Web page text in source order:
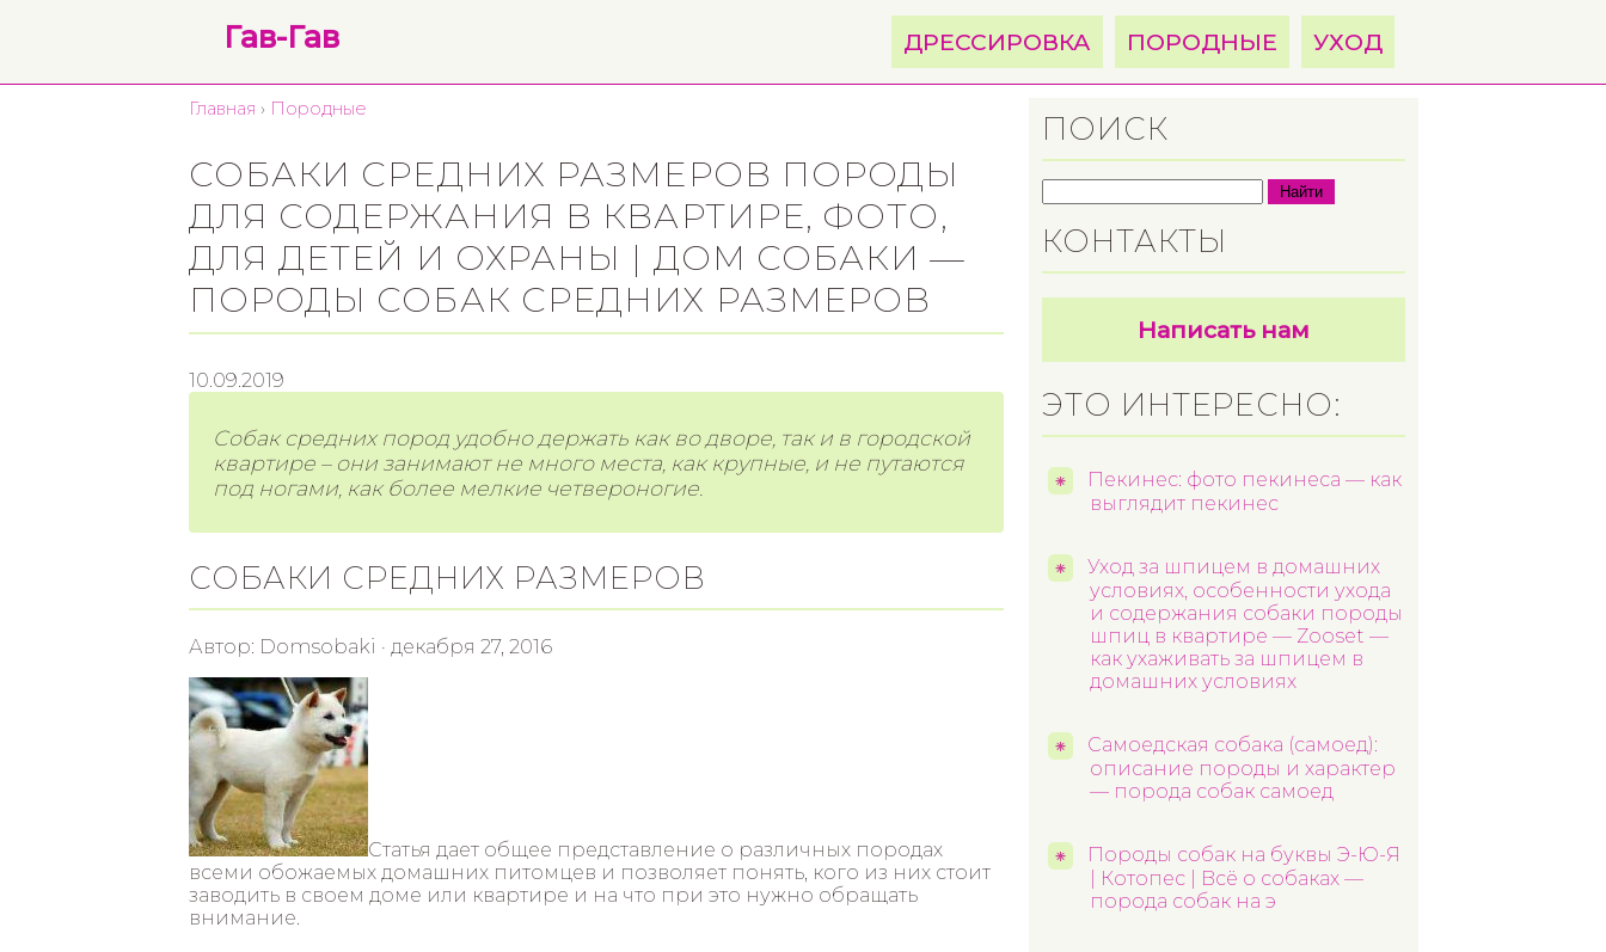
Гав-Гав ДРЕССИРОВКА ПОРОДНЫЕ УХОД
Главная › Породные
СОБАКИ СРЕДНИХ РАЗМЕРОВ ПОРОДЫ
ДЛЯ СОДЕРЖАНИЯ В КВАРТИРЕ, ФОТО,
ДЛЯ ДЕТЕЙ И ОХРАНЫ | ДОМ СОБАКИ —
ПОРОДЫ СОБАК СРЕДНИХ РАЗМЕРОВ
10.09.2019
Собак средних пород удобно держать как во дворе, так и в городской
квартире – они занимают не много места, как крупные, и не путаются
под ногами, как более мелкие четвероногие.
СОБАКИ СРЕДНИХ РАЗМЕРОВ
Автор: Domsobaki · декабря 27, 2016
Статья дает общее представление о различных породах
всеми обожаемых домашних питомцев и позволяет понять, кого из них стоит
заводить в своем доме или квартире и на что при это нужно обращать
внимание.
ПОИСК
Найти
КОНТАКТЫ
Написать нам
ЭТО ИНТЕРЕСНО:
Пекинес: фото пекинеса — как
выглядит пекинес
Уход за шпицем в домашних
условиях, особенности ухода
и содержания собаки породы
шпиц в квартире — Zooset —
как ухаживать за шпицем в
домашних условиях
Самоедская собака (самоед):
описание породы и характер
— порода собак самоед
Породы собак на буквы Э-Ю-Я
| Котопес | Всё о собаках —
порода собак на э